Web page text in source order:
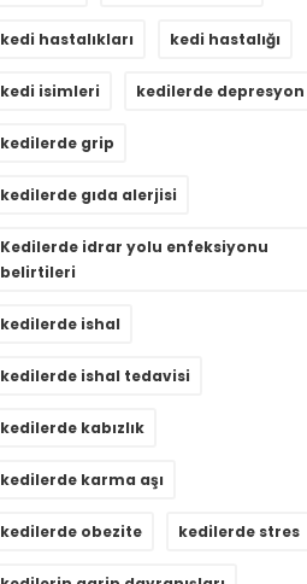
kedi hastalıkları kedi hastalığı
kedi isimleri kedilerde depresyon
kedilerde grip
kedilerde gıda alerjisi
Kedilerde idrar yolu enfeksiyonu
belirtileri
kedilerde ishal
kedilerde ishal tedavisi
kedilerde kabızlık
kedilerde karma aşı
kedilerde obezite kedilerde stres